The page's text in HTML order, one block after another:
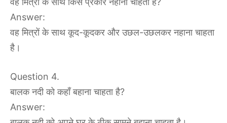
Answer:
वह मित्रों के साथ कूद-कूदकर और उछल-उछलकर नहाना चाहता
है।
Question 4.
बालक नदी को कहाँ बहाना चाहता है?
Answer: